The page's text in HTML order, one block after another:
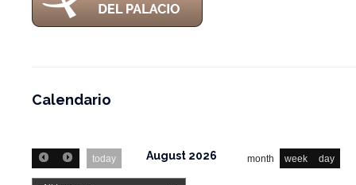
Calendario
today month week day
August 2026